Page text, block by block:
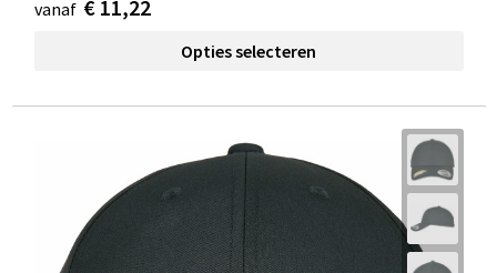
vanaf € 11,22
Opties selecteren